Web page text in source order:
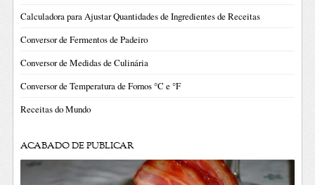
Calculadora para Ajustar Quantidades de Ingredientes de Receitas
Conversor de Fermentos de Padeiro
Conversor de Medidas de Culinária
Conversor de Temperatura de Fornos °C e °F
Receitas do Mundo
ACABADO DE PUBLICAR